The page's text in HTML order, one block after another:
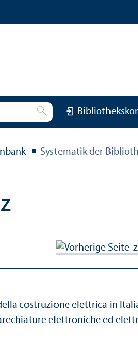
Systematik der
costruzione elettrica in
elettroniche ed